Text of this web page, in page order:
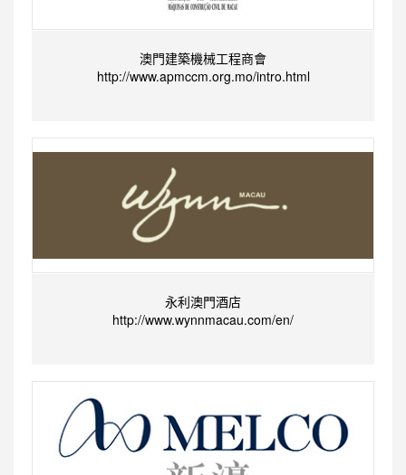
澳門建築機械工程商會
http://www.apmccm.org.mo/intro.html
永利澳門酒店
http://www.wynnmacau.com/en/